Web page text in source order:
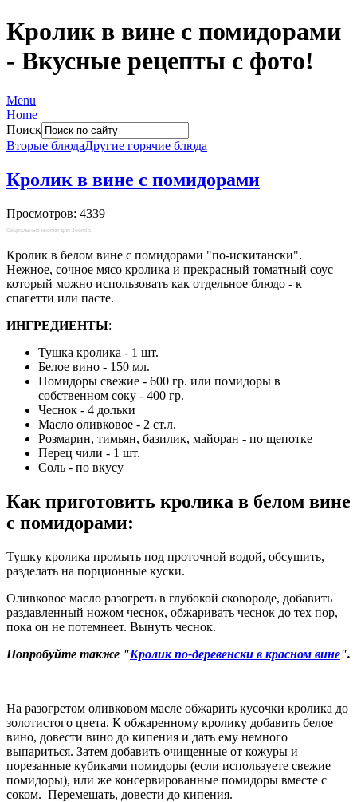
Кролик в вине с помидорами
- Вкусные рецепты с фото!
Menu
Home
Поиск
Вторые блюдаДругие горячие блюда
Кролик в вине с помидорами
Просмотров: 4339
Социальные кнопки для Joomla
Кролик в белом вине с помидорами "по-искитански".
Нежное, сочное мясо кролика и прекрасный томатный соус
который можно использовать как отдельное блюдо - к
спагетти или пасте.
ИНГРЕДИЕНТЫ:
Тушка кролика - 1 шт.
Белое вино - 150 мл.
Помидоры свежие - 600 гр. или помидоры в
собственном соку - 400 гр.
Чеснок - 4 дольки
Масло оливковое - 2 ст.л.
Розмарин, тимьян, базилик, майоран - по щепотке
Перец чили - 1 шт.
Соль - по вкусу
Как приготовить кролика в белом вине
с помидорами:
Тушку кролика промыть под проточной водой, обсушить,
разделать на порционные куски.
Оливковое масло разогреть в глубокой сковороде, добавить
раздавленный ножом чеснок, обжаривать чеснок до тех пор,
пока он не потемнеет. Вынуть чеснок.
Попробуйте также "Кролик по-деревенски в красном вине".
На разогретом оливковом масле обжарить кусочки кролика до
золотистого цвета. К обжаренному кролику добавить белое
вино, довести вино до кипения и дать ему немного
выпариться. Затем добавить очищенные от кожуры и
порезанные кубиками помидоры (если используете свежие
помидоры), или же консервированные помидоры вместе с
соком. Перемешать, довести до кипения.